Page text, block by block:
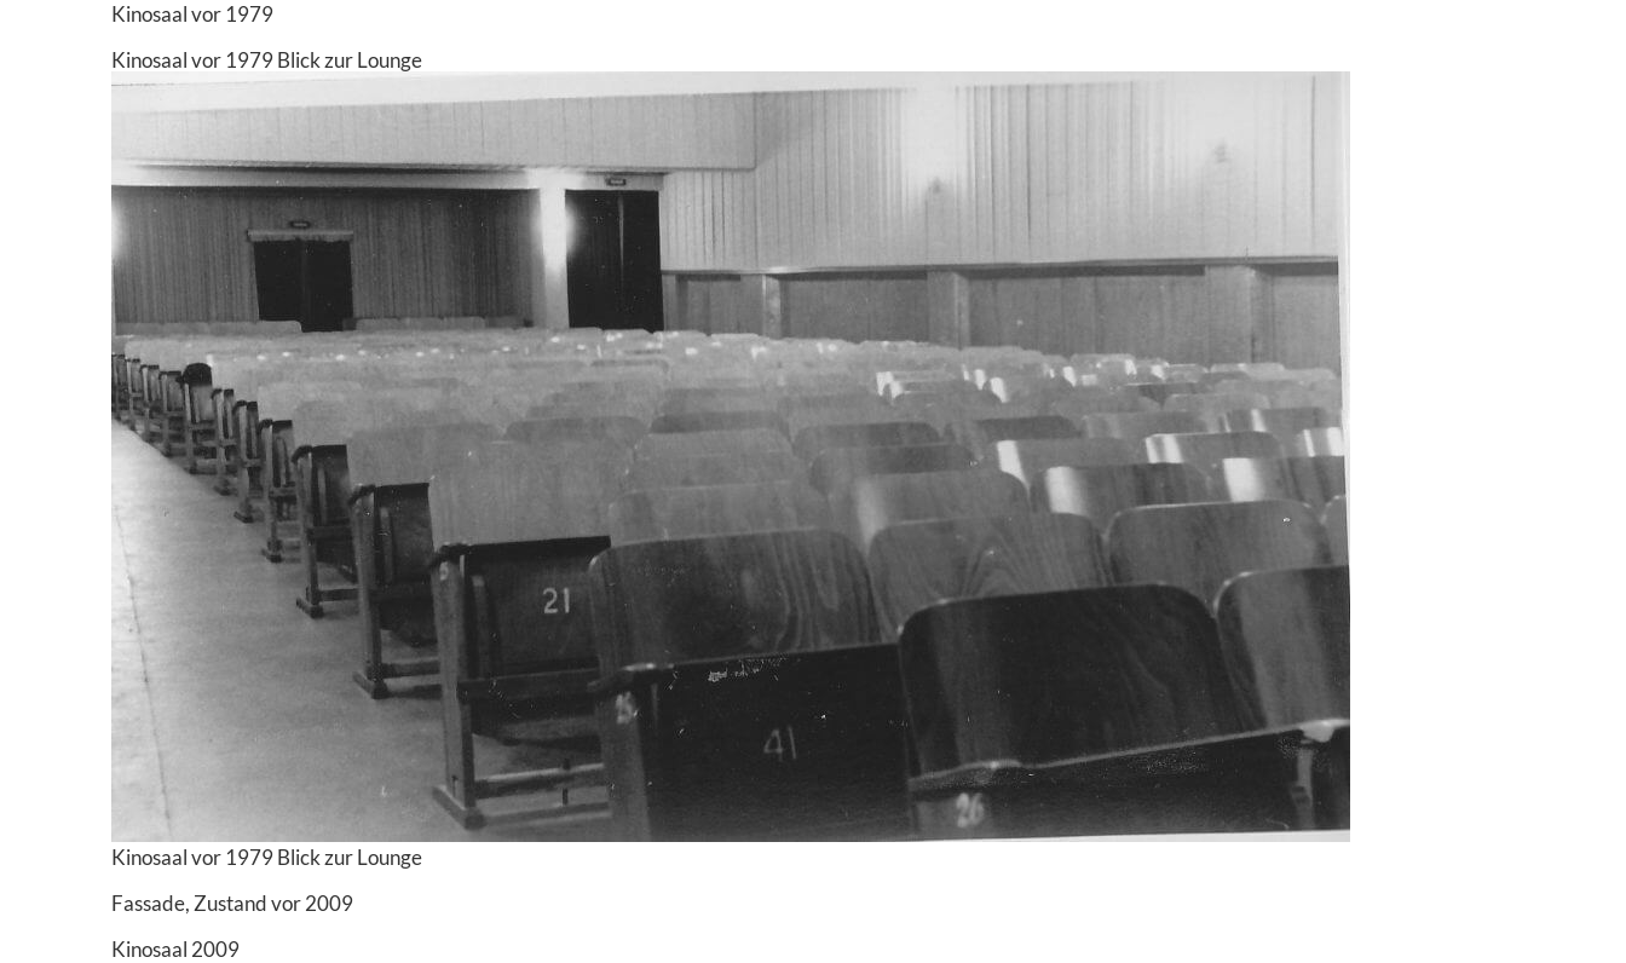
Kinosaal vor 1979
Kinosaal vor 1979 Blick zur Lounge
Kinosaal vor 1979 Blick zur Lounge
Fassade, Zustand vor 2009
Kinosaal 2009